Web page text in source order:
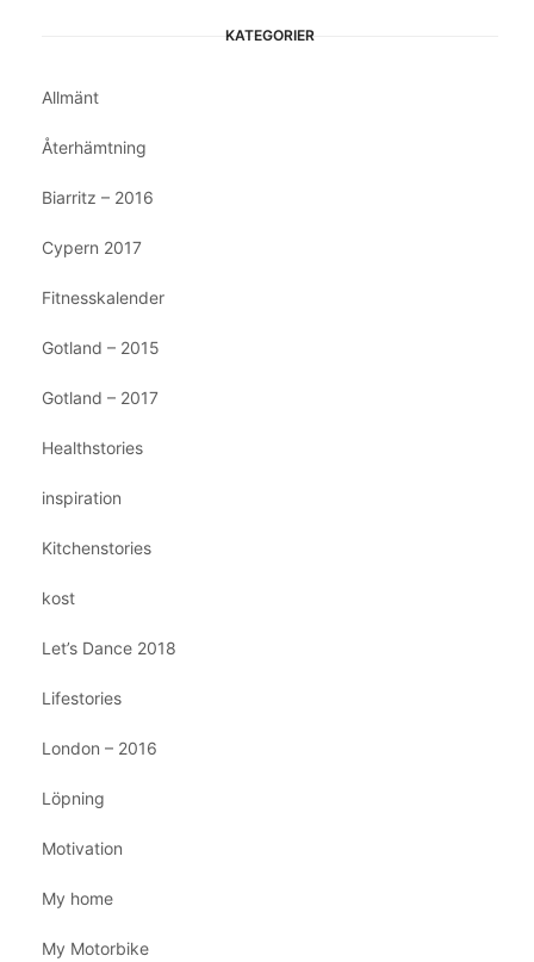
KATEGORIER
Allmänt
Återhämtning
Biarritz – 2016
Cypern 2017
Fitnesskalender
Gotland – 2015
Gotland – 2017
Healthstories
inspiration
Kitchenstories
kost
Let’s Dance 2018
Lifestories
London – 2016
Löpning
Motivation
My home
My Motorbike